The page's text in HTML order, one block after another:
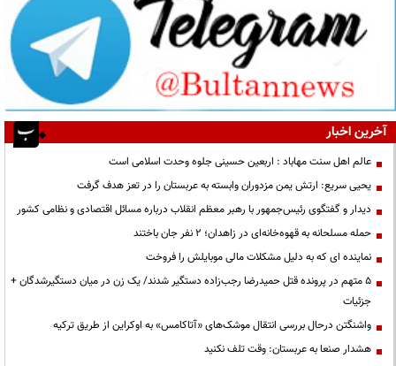
آخرین اخبار
عالم اهل سنت مهاباد : اربعین حسینی جلوه وحدت اسلامی است
یحیی سریع: ارتش یمن مزدوران وابسته به عربستان را در تعز هدف گرفت
دیدار و گفتگوی رئیس‌جمهور با رهبر معظم انقلاب درباره مسائل اقتصادی و نظامی کشور
حمله مسلحانه به قهوه‌خانه‌ای در زاهدان؛ ۲ نفر جان باختند
نماینده ای که به دلیل مشکلات مالی موبایلش را فروخت
۵ متهم در پرونده قتل حمیدرضا رجب‌زاده دستگیر شدند/ یک زن در میان دستگیرشدگان +
جزئیات
واشنگتن درحال بررسی انتقال موشک‌های «آتاکامس» به اوکراین از طریق ترکیه
هشدار صنعا به عربستان: وقت تلف نکنید